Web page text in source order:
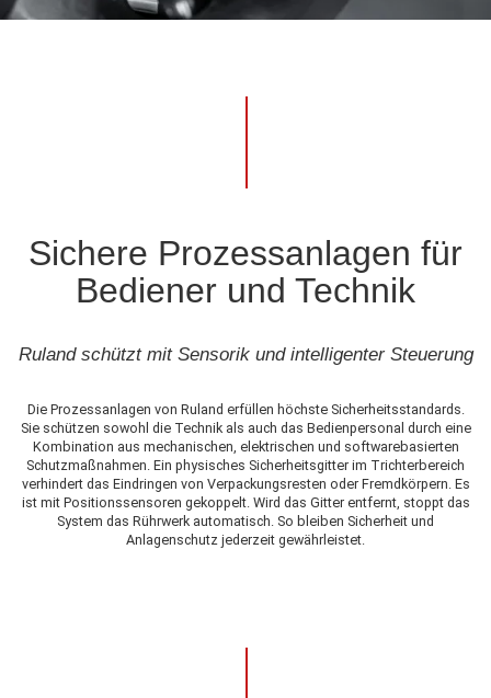
Sichere Prozessanlagen für
Bediener und Technik
Ruland schützt mit Sensorik und intelligenter Steuerung
Die Prozessanlagen von Ruland erfüllen höchste Sicherheitsstandards.
Sie schützen sowohl die Technik als auch das Bedienpersonal durch eine
Kombination aus mechanischen, elektrischen und softwarebasierten
Schutzmaßnahmen. Ein physisches Sicherheitsgitter im Trichterbereich
verhindert das Eindringen von Verpackungsresten oder Fremdkörpern. Es
ist mit Positionssensoren gekoppelt. Wird das Gitter entfernt, stoppt das
System das Rührwerk automatisch. So bleiben Sicherheit und
Anlagenschutz jederzeit gewährleistet.